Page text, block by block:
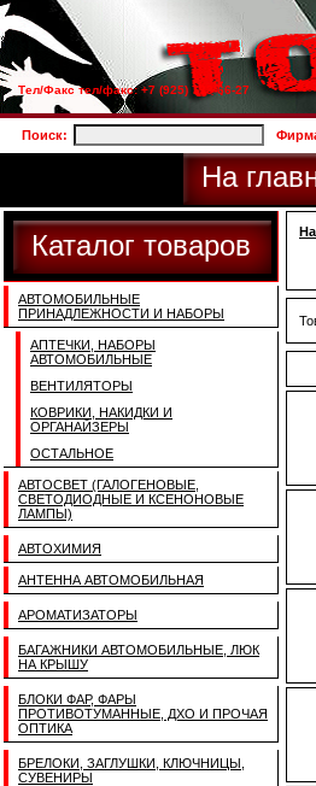
Тел/Факс тел/факс: +7 (925) 733-66-27
Поиск:
На
Каталог товаров
АВТОМОБИЛЬНЫЕ
ПРИНАДЛЕЖНОСТИ И НАБОРЫ
АПТЕЧКИ, НАБОРЫ
АВТОМОБИЛЬНЫЕ
ВЕНТИЛЯТОРЫ
КОВРИКИ, НАКИДКИ И
ОРГАНАЙЗЕРЫ
ОСТАЛЬНОЕ
АВТОСВЕТ (ГАЛОГЕНОВЫЕ,
СВЕТОДИОДНЫЕ И КСЕНОНОВЫЕ
ЛАМПЫ)
АВТОХИМИЯ
АНТЕННА АВТОМОБИЛЬНАЯ
АРОМАТИЗАТОРЫ
БАГАЖНИКИ АВТОМОБИЛЬНЫЕ, ЛЮК
НА КРЫШУ
БЛОКИ ФАР, ФАРЫ
ПРОТИВОТУМАННЫЕ, ДХО И ПРОЧАЯ
ОПТИКА
БРЕЛОКИ, ЗАГЛУШКИ, КЛЮЧНИЦЫ,
СУВЕНИРЫ